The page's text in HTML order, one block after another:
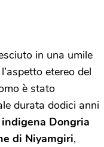
in una umile
etereo del
è stato
durata dodici anni
Dongria
di Niyamgiri,